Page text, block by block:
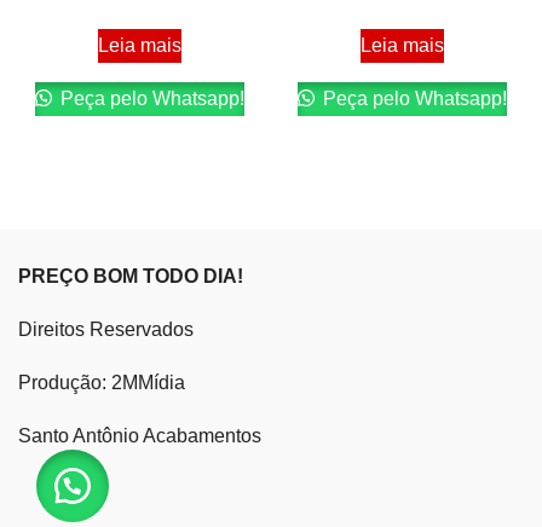
Leia mais
Peça pelo Whatsapp!
Leia mais
Peça pelo Whatsapp!
PREÇO BOM TODO DIA!
Direitos Reservados
Produção: 2MMídia
Santo Antônio Acabamentos